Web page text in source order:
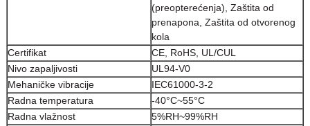
(preopterećenja), Zaštita od
prenapona, Zaštita od otvorenog
kola
Certifikat
CE, RoHS, UL/CUL
Nivo zapaljivosti
UL94-V0
Mehaničke vibracije
IEC61000-3-2
Radna temperatura
-40°C~55°C
Radna vlažnost
5%RH~99%RH